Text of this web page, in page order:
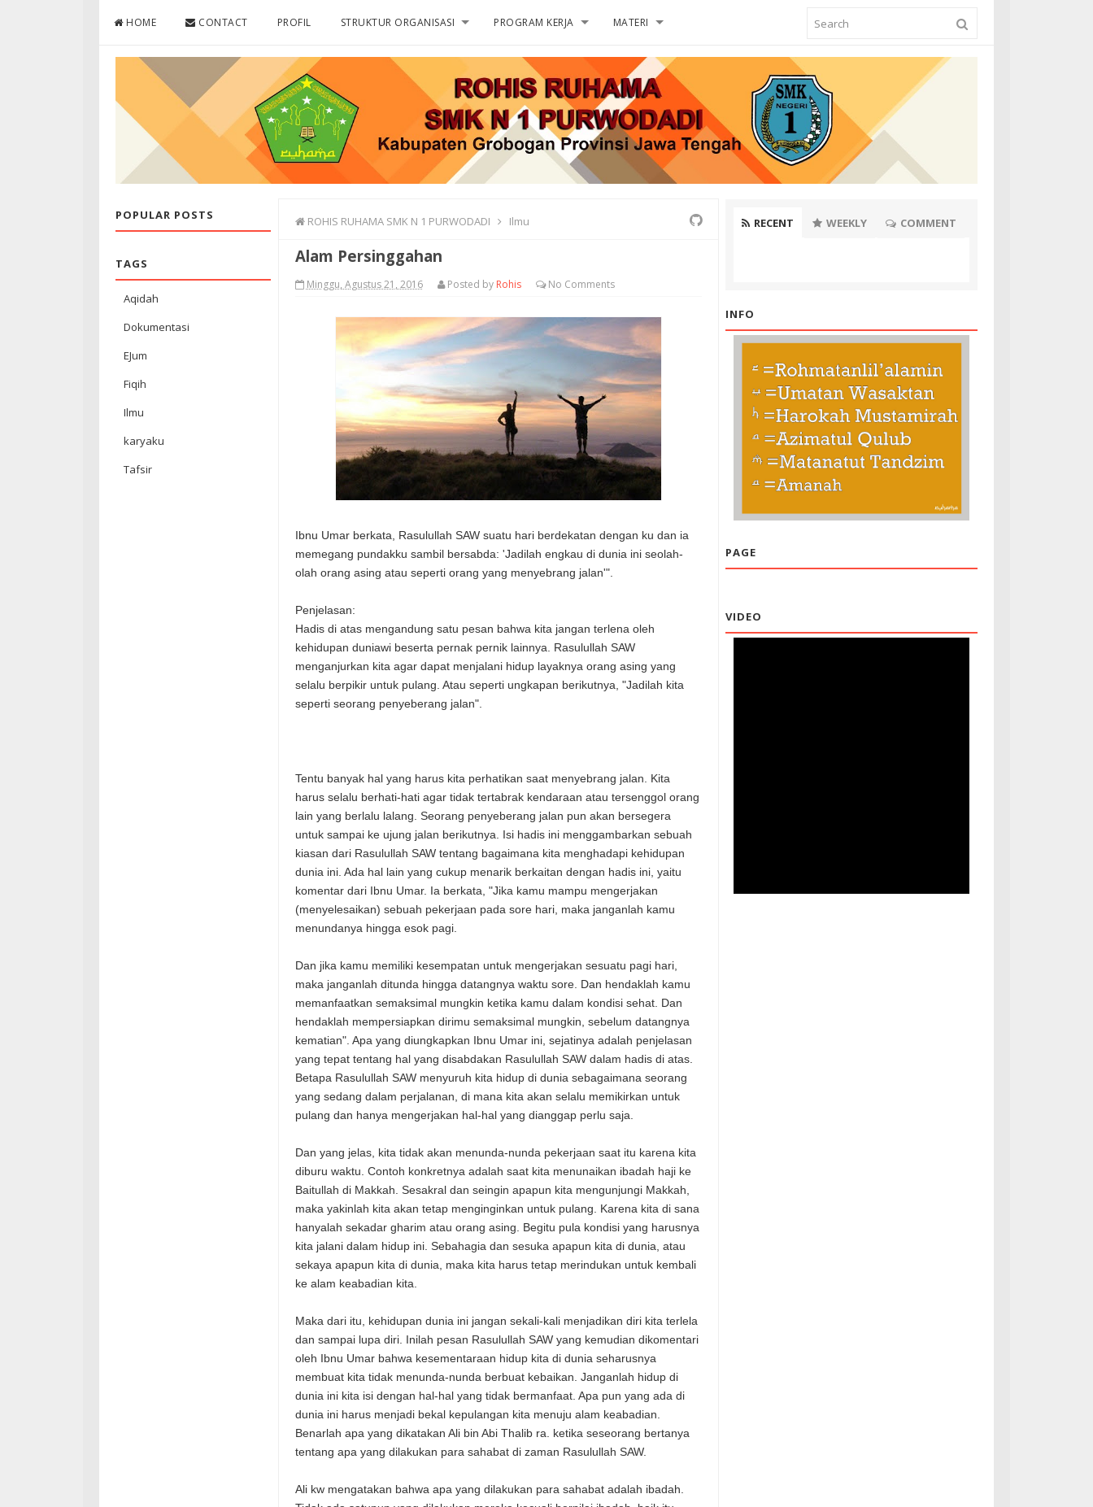
HOME CONTACT PROFIL STRUKTUR ORGANISASI PROGRAM KERJA MATERI
POPULAR POSTS
TAGS
Aqidah
Dokumentasi
EJum
Fiqih
Ilmu
karyaku
Tafsir
ROHIS RUHAMA SMK N 1 PURWODADI Ilmu
Alam Persinggahan
Minggu, Agustus 21, 2016 Posted by Rohis No Comments
Ibnu Umar berkata, Rasulullah SAW suatu hari berdekatan dengan ku dan ia
memegang pundakku sambil bersabda: 'Jadilah engkau di dunia ini seolah-
olah orang asing atau seperti orang yang menyebrang jalan'".
Penjelasan:
Hadis di atas mengandung satu pesan bahwa kita jangan terlena oleh
kehidupan duniawi beserta pernak pernik lainnya. Rasulullah SAW
menganjurkan kita agar dapat menjalani hidup layaknya orang asing yang
selalu berpikir untuk pulang. Atau seperti ungkapan berikutnya, "Jadilah kita
seperti seorang penyeberang jalan".
Tentu banyak hal yang harus kita perhatikan saat menyebrang jalan. Kita
harus selalu berhati-hati agar tidak tertabrak kendaraan atau tersenggol orang
lain yang berlalu lalang. Seorang penyeberang jalan pun akan bersegera
untuk sampai ke ujung jalan berikutnya. Isi hadis ini menggambarkan sebuah
kiasan dari Rasulullah SAW tentang bagaimana kita menghadapi kehidupan
dunia ini. Ada hal lain yang cukup menarik berkaitan dengan hadis ini, yaitu
komentar dari Ibnu Umar. Ia berkata, "Jika kamu mampu mengerjakan
(menyelesaikan) sebuah pekerjaan pada sore hari, maka janganlah kamu
menundanya hingga esok pagi.
Dan jika kamu memiliki kesempatan untuk mengerjakan sesuatu pagi hari,
maka janganlah ditunda hingga datangnya waktu sore. Dan hendaklah kamu
memanfaatkan semaksimal mungkin ketika kamu dalam kondisi sehat. Dan
hendaklah mempersiapkan dirimu semaksimal mungkin, sebelum datangnya
kematian". Apa yang diungkapkan Ibnu Umar ini, sejatinya adalah penjelasan
yang tepat tentang hal yang disabdakan Rasulullah SAW dalam hadis di atas.
Betapa Rasulullah SAW menyuruh kita hidup di dunia sebagaimana seorang
yang sedang dalam perjalanan, di mana kita akan selalu memikirkan untuk
pulang dan hanya mengerjakan hal-hal yang dianggap perlu saja.
Dan yang jelas, kita tidak akan menunda-nunda pekerjaan saat itu karena kita
diburu waktu. Contoh konkretnya adalah saat kita menunaikan ibadah haji ke
Baitullah di Makkah. Sesakral dan seingin apapun kita mengunjungi Makkah,
maka yakinlah kita akan tetap menginginkan untuk pulang. Karena kita di sana
hanyalah sekadar gharim atau orang asing. Begitu pula kondisi yang harusnya
kita jalani dalam hidup ini. Sebahagia dan sesuka apapun kita di dunia, atau
sekaya apapun kita di dunia, maka kita harus tetap merindukan untuk kembali
ke alam keabadian kita.
Maka dari itu, kehidupan dunia ini jangan sekali-kali menjadikan diri kita terlela
dan sampai lupa diri. Inilah pesan Rasulullah SAW yang kemudian dikomentari
oleh Ibnu Umar bahwa kesementaraan hidup kita di dunia seharusnya
membuat kita tidak menunda-nunda berbuat kebaikan. Janganlah hidup di
dunia ini kita isi dengan hal-hal yang tidak bermanfaat. Apa pun yang ada di
dunia ini harus menjadi bekal kepulangan kita menuju alam keabadian.
Benarlah apa yang dikatakan Ali bin Abi Thalib ra. ketika seseorang bertanya
tentang apa yang dilakukan para sahabat di zaman Rasulullah SAW.
Ali kw mengatakan bahwa apa yang dilakukan para sahabat adalah ibadah.
RECENT WEEKLY COMMENT
INFO
PAGE
VIDEO